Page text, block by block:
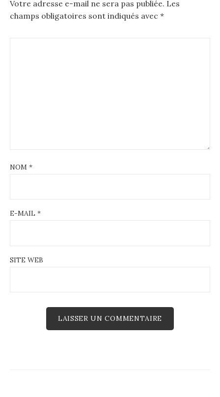
Votre adresse e-mail ne sera pas publiée. Les
champs obligatoires sont indiqués avec *
NOM *
E-MAIL *
SITE WEB